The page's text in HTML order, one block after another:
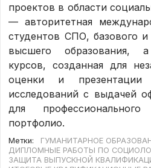
проектов в области
— авторитетная
студентов СПО, базового и
высшего образования,
курсов, созданная для
оценки и презентации
исследований с выдачей
для
портфолио.
Метки:
ГУМАНИТАРНОЕ
ДИПЛОМНЫЕ РАБОТЫ ПО
ЗАЩИТА ВЫПУСКНОЙ